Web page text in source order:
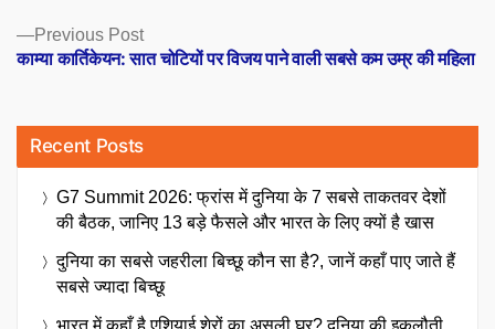
Previous PostPrevious
post:
काम्या कार्तिकेयन: सात चोटियों पर विजय पाने वाली सबसे कम उम्र की महिला
Recent Posts
G7 Summit 2026: फ्रांस में दुनिया के 7 सबसे ताकतवर देशों
की बैठक, जानिए 13 बड़े फैसले और भारत के लिए क्यों है खास
दुनिया का सबसे जहरीला बिच्छू कौन सा है?, जानें कहाँ पाए जाते हैं
सबसे ज्यादा बिच्छू